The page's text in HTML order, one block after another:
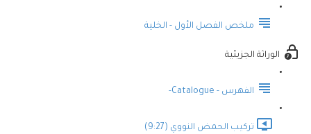
ملخص الفصل الأول - الخلية
الوراثة الجزيئية
الفهرس - Catalogue-
تركيب الحمض النووي (9:27)